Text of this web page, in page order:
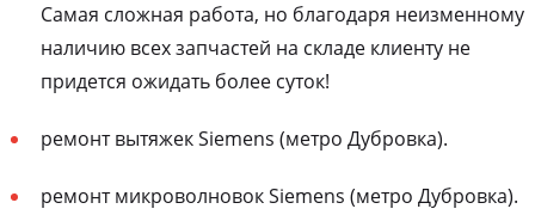
Самая сложная работа, но благодаря неизменному
наличию всех запчастей на складе клиенту не
придется ожидать более суток!
ремонт вытяжек Siemens (метро Дубровка).
ремонт микроволновок Siemens (метро Дубровка).